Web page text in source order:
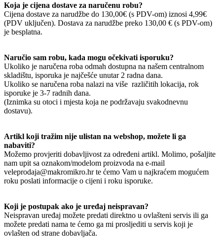
Koja je cijena dostave za naručenu robu?
Cijena dostave za narudžbe do 130,00€ (s PDV-om) iznosi 4,99€
(PDV uključen). Dostava za narudžbe preko 130,00 € (s PDV-om)
je besplatna.
Naručio sam robu, kada mogu očekivati isporuku?
Ukoliko je naručena roba odmah dostupna na našem centralnom
skladištu, isporuka je najčešće unutar 2 radna dana.
Ukoliko se naručena roba nalazi na više različitih lokacija, rok
isporuke je 3-7 radnih dana.
(Iznimka su otoci i mjesta koja ne podržavaju svakodnevnu
dostavu).
Artikl koji tražim nije ulistan na webshop, možete li ga
nabaviti?
Možemo provjeriti dobavljivost za određeni artikl. Molimo, pošaljite
nam upit sa oznakom/modelom proizvoda na e-mail
veleprodaja@makromikro.hr te ćemo Vam u najkraćem mogućem
roku poslati informacije o cijeni i roku isporuke.
Koji je postupak ako je uređaj neispravan?
Neispravan uređaj možete predati direktno u ovlašteni servis ili ga
možete predati nama te ćemo ga mi prosljediti u servis koji je
ovlašten od strane dobavljača.